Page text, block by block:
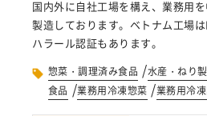
国内外に自社工場を構え、業務用
製造しております。ベトナム工場
ハラール認証もあります。
惣菜・調理済み食品 /水産・ねり
食品 /業務用冷凍惣菜 /業務用冷